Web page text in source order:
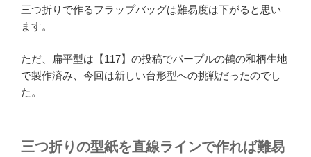
三つ折りで作るフラップバッグは難易度は下がると思い
ます。
ただ、扁平型は【117】の投稿でパープルの鶴の和柄生地
で製作済み、今回は新しい台形型への挑戦だったのでし
た。
三つ折りの型紙を直線ラインで作れば難易